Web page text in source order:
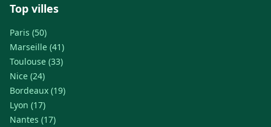
Top villes
Paris (50)
Marseille (41)
Toulouse (33)
Nice (24)
Bordeaux (19)
Lyon (17)
Nantes (17)